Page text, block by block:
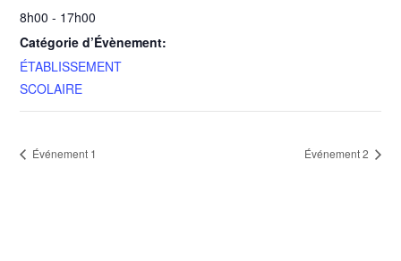
8h00 - 17h00
Catégorie d’Évènement:
ÉTABLISSEMENT
SCOLAIRE
Événement 1 Événement 2